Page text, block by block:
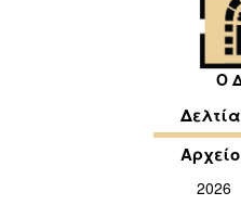
Ο
Αρχείο
2026